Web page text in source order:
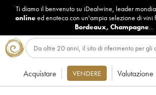
Ti diamo il benvenuto su iDealwine, leader
onlineed enoteca con un'ampia selezione di vini
Bordeaux, Champagne...
Acquistare VENDERE Valutazione